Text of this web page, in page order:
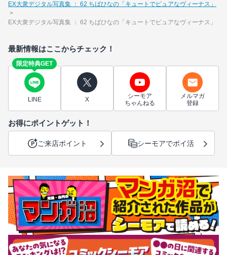
EX大衆デジタル写真集 ： 62 ちばひなの「キュートでピュアなヴィーナス」
EX大衆デジタル写真集 ： 62 ちばひなの「キュートでピュアなヴィーナス」
最新情報はここからチェック！
限定特典GET
LINE X
シーモア
ちゃんねる
メルマガ
登録
お得にポイントゲット！
ご来店ポイント シーモアでポイ活